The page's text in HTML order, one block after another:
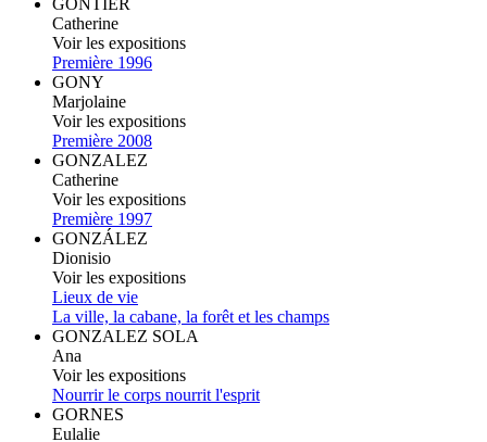
Catherine
Voir les expositions
Première 1996
GONY
Marjolaine
Voir les expositions
Première 2008
GONZALEZ
Catherine
Voir les expositions
Première 1997
GONZÁLEZ
Dionisio
Voir les expositions
Lieux de vie
La ville, la cabane, la forêt et les champs
GONZALEZ SOLA
Ana
Voir les expositions
Nourrir le corps nourrit l'esprit
GORNES
Eulalie